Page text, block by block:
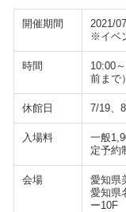
開催期間
2021/
※イベ
時間
10:00
前まで）
休館日 7/19、
入場料
一般
定予約
会場
愛知県
愛知県
ー10F